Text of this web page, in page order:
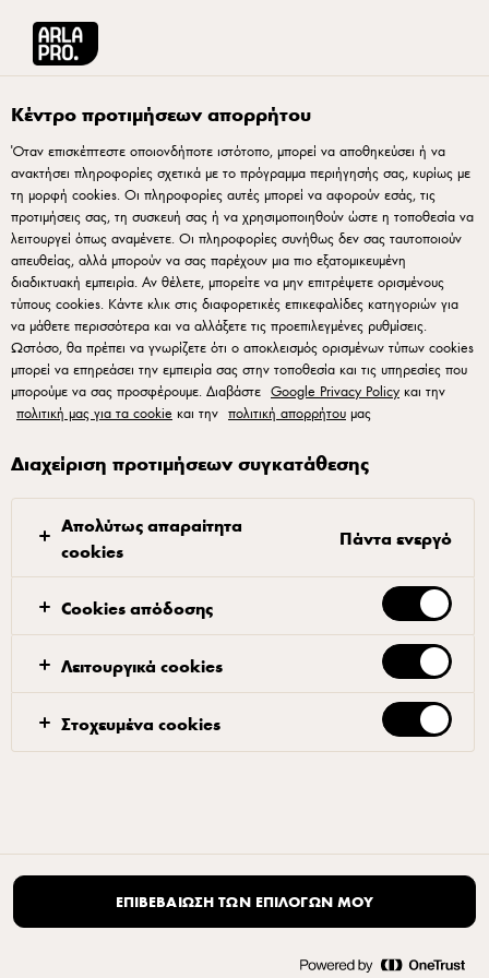
Συνταγές
Arla Foods Ελλάς ΑΕΒΕΕ, Αγησιλάου 6-8 , Μαρούσι, 15123, Αθήνα
Πληροφορίες για τα cookies• Πολιτική Απορρήτου•Όροι Χρήσης
Κέντρο προτιμήσεων απορρήτου
Όταν επισκέπτεστε οποιονδήποτε ιστότοπο, μπορεί να αποθηκεύσει ή να
ανακτήσει πληροφορίες σχετικά με το πρόγραμμα περιήγησής σας, κυρίως με
τη μορφή cookies. Οι πληροφορίες αυτές μπορεί να αφορούν εσάς, τις
προτιμήσεις σας, τη συσκευή σας ή να χρησιμοποιηθούν ώστε η τοποθεσία να
λειτουργεί όπως αναμένετε. Οι πληροφορίες συνήθως δεν σας ταυτοποιούν
απευθείας, αλλά μπορούν να σας παρέχουν μια πιο εξατομικευμένη
διαδικτυακή εμπειρία. Αν θέλετε, μπορείτε να μην επιτρέψετε ορισμένους
τύπους cookies. Κάντε κλικ στις διαφορετικές επικεφαλίδες κατηγοριών για
να μάθετε περισσότερα και να αλλάξετε τις προεπιλεγμένες ρυθμίσεις.
Ωστόσο, θα πρέπει να γνωρίζετε ότι ο αποκλεισμός ορισμένων τύπων cookies
μπορεί να επηρεάσει την εμπειρία σας στην τοποθεσία και τις υπηρεσίες που
μπορούμε να σας προσφέρουμε. Διαβάστε Google Privacy Policy και την
πολιτική μας για τα cookie και την πολιτική απορρήτου μας
Διαχείριση προτιμήσεων συγκατάθεσης
Απολύτως απαραίτητα
cookies
Πάντα ενεργό
Cookies απόδοσης
Λειτουργικά cookies
Στοχευμένα cookies
ΕΠΙΒΕΒΑΊΩΣΗ ΤΩΝ ΕΠΙΛΟΓΏΝ ΜΟΥ